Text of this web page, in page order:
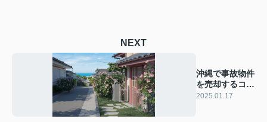
NEXT
沖縄で事故物件
を売却するコ
ツ！成功の秘訣
2025.01.17